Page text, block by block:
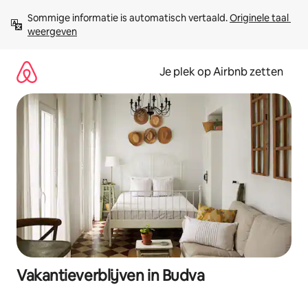
direct
naar
Sommige informatie is automatisch vertaald. Originele taal
weergeven
Je plek op Airbnb zetten
Vakantieverblijven in Budva